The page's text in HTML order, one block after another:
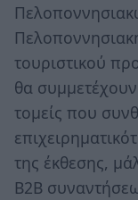
τουριστικού
θα
τομείς που
της έκθεσης,
Β2Β